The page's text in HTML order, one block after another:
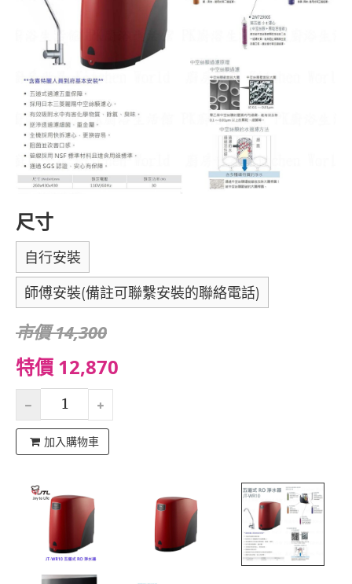
尺寸
自行安裝
師傅安裝(備註可聯繫安裝的聯絡電話)
市價 14,300
特價 12,870
加入購物車